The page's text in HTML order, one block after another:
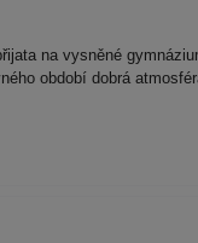
na vysněné
období dobrá